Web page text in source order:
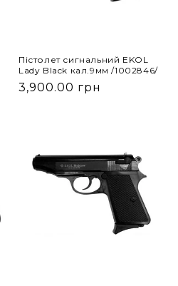
Пістолет сигнальний EKOL
Lady Black кал.9мм /1002846/
3,900.00 грн